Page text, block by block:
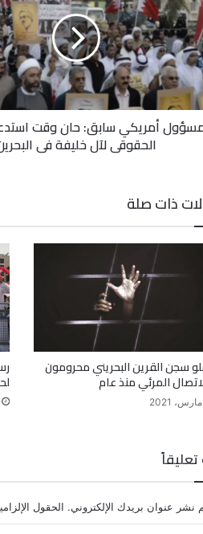
أمريكي سابق: حان وقت
الحقوقي لآل خليفة في
ذات صلة
سجن القرين البحريني محرومون
المرئي منذ عام
تعليقاً
نشر عنوان بريدك الإلكتروني. الحقول